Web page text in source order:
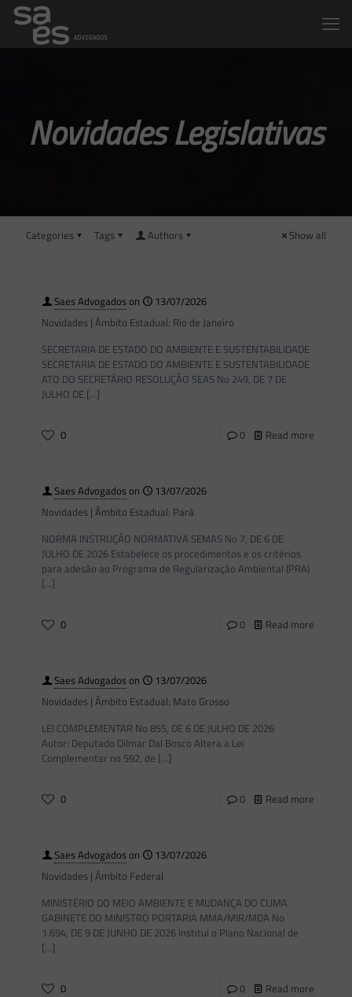
Novidades Legislativas
Categories Tags Authors Show all
Saes Advogadoson
13/07/2026
Novidades | Âmbito Estadual: Rio de Janeiro
SECRETARIA DE ESTADO DO AMBIENTE E SUSTENTABILIDADE
SECRETARIA DE ESTADO DO AMBIENTE E SUSTENTABILIDADE
ATO DO SECRETÁRIO RESOLUÇÃO SEAS No 249, DE 7 DE
JULHO DE […]
0 0 Read more
Saes Advogadoson
13/07/2026
Novidades | Âmbito Estadual: Pará
NORMA INSTRUÇÃO NORMATIVA SEMAS No 7, DE 6 DE
JULHO DE 2026 Estabelece os procedimentos e os critérios
para adesão ao Programa de Regularização Ambiental (PRA)
[…]
0 0 Read more
Saes Advogadoson
13/07/2026
Novidades | Âmbito Estadual: Mato Grosso
LEI COMPLEMENTAR No 855, DE 6 DE JULHO DE 2026
Autor: Deputado Dilmar Dal Bosco Altera a Lei
Complementar no 592, de […]
0 0 Read more
Saes Advogadoson
13/07/2026
Novidades | Âmbito Federal
MINISTÉRIO DO MEIO AMBIENTE E MUDANÇA DO CLIMA
GABINETE DO MINISTRO PORTARIA MMA/MIR/MDA No
1.694, DE 9 DE JUNHO DE 2026 Institui o Plano Nacional de
[…]
0 0 Read more